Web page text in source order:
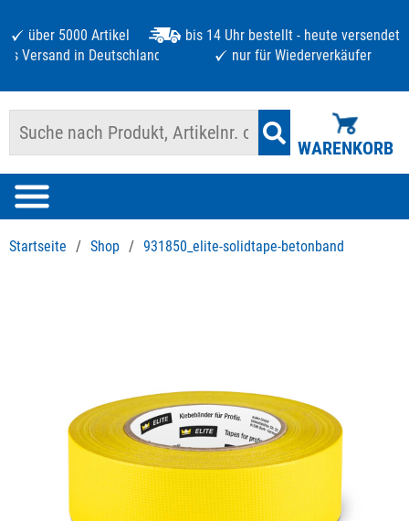
über 5000 Artikel
bis 14 Uhr bestellt - heute versendet
Versand in Deutschland ab 125 €
nur für Wiederverkäufer
WARENKORB
Startseite / Shop / 931850_elite-solidtape-betonband